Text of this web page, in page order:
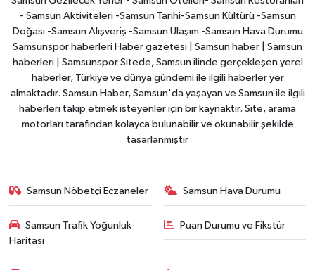
- Samsun Aktiviteleri -Samsun Tarihi-Samsun Kültürü -Samsun
Doğası -Samsun Alışveriş -Samsun Ulaşım -Samsun Hava Durumu
Samsunspor haberleri Haber gazetesi | Samsun haber | Samsun
haberleri | Samsunspor Sitede, Samsun ilinde gerçekleşen yerel
haberler, Türkiye ve dünya gündemi ile ilgili haberler yer
almaktadır. Samsun Haber, Samsun'da yaşayan ve Samsun ile ilgili
haberleri takip etmek isteyenler için bir kaynaktır. Site, arama
motorları tarafından kolayca bulunabilir ve okunabilir şekilde
tasarlanmıştır
Samsun Nöbetçi Eczaneler Samsun Hava Durumu
Samsun Trafik Yoğunluk
Haritası
Puan Durumu ve Fikstür